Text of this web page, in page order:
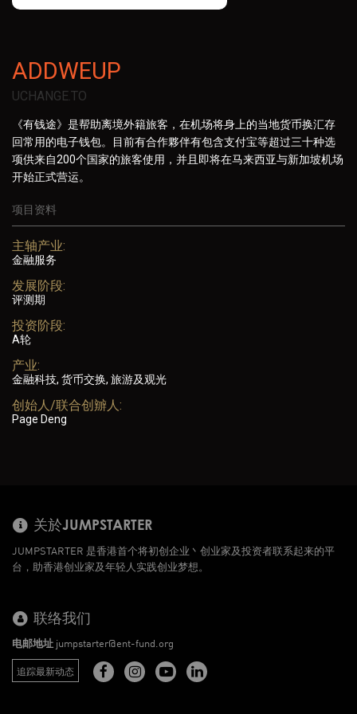
ADDWEUP
UCHANGE.TO
《有钱途》是帮助离境外籍旅客，在机场将身上的当地货币换汇存
回常用的电子钱包。目前有合作夥伴有包含支付宝等超过三十种选
项供来自200个国家的旅客使用，并且即将在马来西亚与新加坡机场
开始正式营运。
项目资料
主轴产业:
金融服务
发展阶段:
评测期
投资阶段:
A轮
产业:
金融科技, 货币交换, 旅游及观光
创始人/联合创辧人:
Page Deng
关於JUMPSTARTER
JUMPSTARTER 是香港首个将初创企业丶创业家及投资者联系起来的平
台，助香港创业家及年轻人实践创业梦想。
联络我们
电邮地址 jumpstarter@ent-fund.org
追踪最新动态